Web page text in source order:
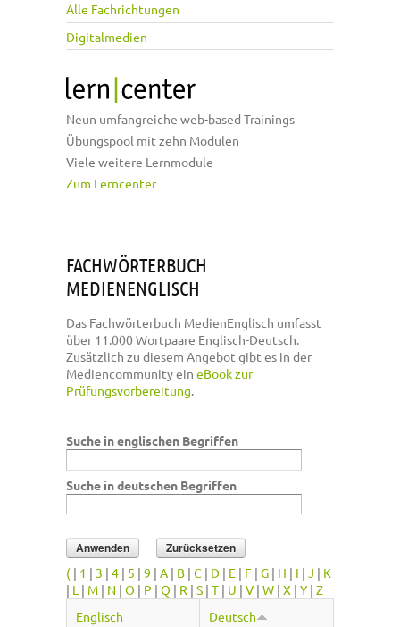
Alle Fachrichtungen
Digitalmedien
Neun umfangreiche web-based Trainings
Übungspool mit zehn Modulen
Viele weitere Lernmodule
Zum Lerncenter
FACHWÖRTERBUCH
MEDIENENGLISCH
Das Fachwörterbuch MedienEnglisch umfasst
über 11.000 Wortpaare Englisch-Deutsch.
Zusätzlich zu diesem Angebot gibt es in der
Mediencommunity ein eBook zur
Prüfungsvorbereitung.
Suche in englischen Begriffen
Suche in deutschen Begriffen
( | 1 | 3 | 4 | 5 | 9 | A | B | C | D | E | F | G | H | I | J | K
| L | M | N | O | P | Q | R | S | T | U | V | W | X | Y | Z
Englisch
Deutsch